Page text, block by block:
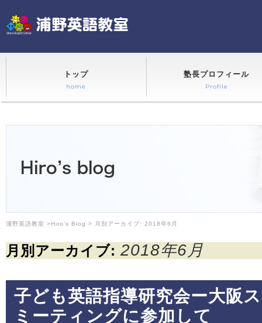
トップ
home
塾長プロフィール
Profile
浦野英語教室 >Hiro's Blog > 月別アーカイブ: 2018年6月
月別アーカイブ: 2018年6月
子ども英語指導研究会ー大阪
ミーティングに参加して